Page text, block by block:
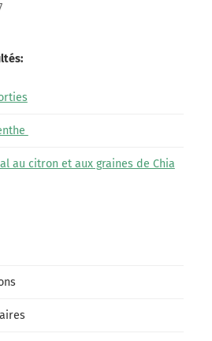
au citron et aux graines de Chia